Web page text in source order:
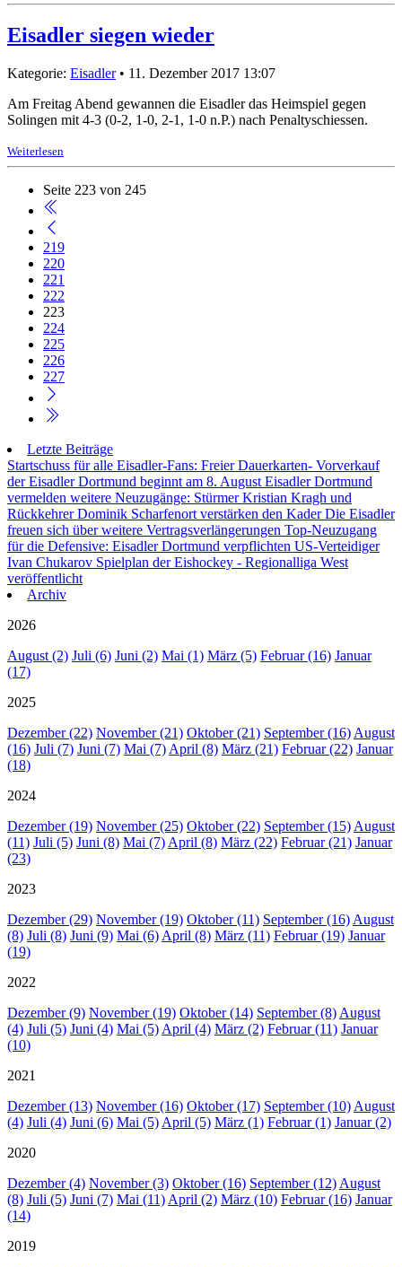
Eisadler siegen wieder
Kategorie: Eisadler• 11. Dezember 2017 13:07
Am Freitag Abend gewannen die Eisadler das Heimspiel gegen
Solingen mit 4-3 (0-2, 1-0, 2-1, 1-0 n.P.) nach Penaltyschiessen.
Weiterlesen
Seite 223 von 245
219
220
221
222
223
224
225
226
227
Letzte Beiträge
Startschuss für alle Eisadler-Fans: Freier Dauerkarten- Vorverkauf
der Eisadler Dortmund beginnt am 8. August Eisadler Dortmund
vermelden weitere Neuzugänge: Stürmer Kristian Kragh und
Rückkehrer Dominik Scharfenort verstärken den KaderDie Eisadler
freuen sich über weitere Vertragsverlängerungen Top-Neuzugang
für die Defensive: Eisadler Dortmund verpflichten US-Verteidiger
Ivan Chukarov Spielplan der Eishockey - Regionalliga West
veröffentlicht
Archiv
2026
August (2) Juli (6) Juni (2) Mai (1) März (5) Februar (16) Januar
(17)
2025
Dezember (22) November (21) Oktober (21) September (16) August
(16) Juli (7) Juni (7) Mai (7) April (8) März (21) Februar (22) Januar
(18)
2024
Dezember (19) November (25) Oktober (22) September (15) August
(11) Juli (5) Juni (8) Mai (7) April (8) März (22) Februar (21) Januar
(23)
2023
Dezember (29) November (19) Oktober (11) September (16) August
(8) Juli (8) Juni (9) Mai (6) April (8) März (11) Februar (19) Januar
(19)
2022
Dezember (9) November (19) Oktober (14) September (8) August
(4) Juli (5) Juni (4) Mai (5) April (4) März (2) Februar (11) Januar
(10)
2021
Dezember (13) November (16) Oktober (17) September (10) August
(4) Juli (4) Juni (6) Mai (5) April (5) März (1) Februar (1) Januar (2)
2020
Dezember (4) November (3) Oktober (16) September (12) August
(8) Juli (5) Juni (7) Mai (11) April (2) März (10) Februar (16) Januar
(14)
2019